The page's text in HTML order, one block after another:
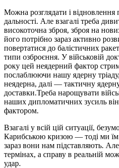
Можна розглядати і відновлення
дальності. Але взагалі треба
високоточна зброя, зброя на
його потрібно зараз активно
повертатися до балістичних
типи озброєння. У військовій
року цей неядерний фактор
послаблюючи нашу ядерну
неядерна, далі — тактичну
доставки.Треба нарощувати
наших дипломатичних зусиль
фактором.
Взагалі у всій цій ситуації,
Карибською кризою — тоді ми їм
зараз вони нам підставляють.
термінах, а справу в реальній
удар.